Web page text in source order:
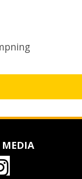
MEDIA